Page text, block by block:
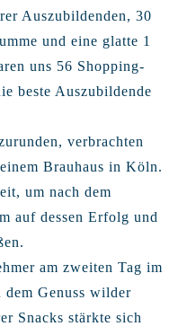
Auszubildenden, 30
und eine glatte 1
uns 56 Shopping-
beste Auszubildende
verbrachten
Brauhaus in Köln.
um nach dem
auf dessen Erfolg und
am zweiten Tag im
Genuss wilder
Snacks stärkte sich